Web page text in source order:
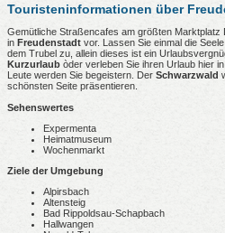
Touristeninformationen über
Gemütliche Straßencafes am größten Marktplatz
in Freudenstadt vor. Lassen Sie einmal die
dem Trubel zu, allein dieses ist ein
Kurzurlaub òder verleben Sie ihren Urlaub hier
Leute werden Sie begeistern. Der Schwarzwald
schönsten Seite präsentieren.
Sehenswertes
Expermenta
Heimatmuseum
Wochenmarkt
Ziele der Umgebung
Alpirsbach
Altensteig
Bad Rippoldsau-Schapbach
Hallwangen